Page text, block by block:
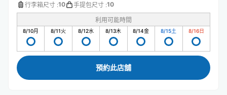
行李箱尺寸 :10 手提包尺寸 :10
利用可能時間
8/10月 8/11火 8/12水 8/13木 8/14金 8/15土 8/16日
預約此店舖